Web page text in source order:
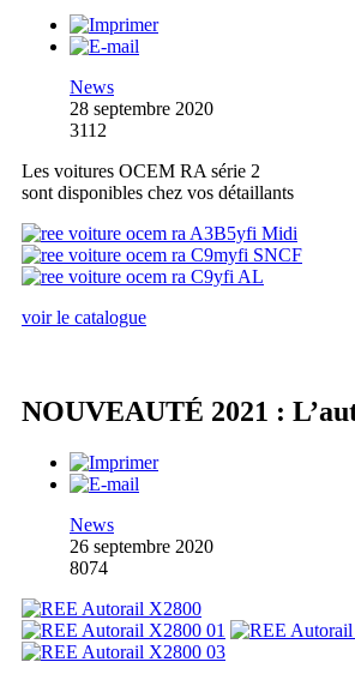
News
28 septembre 2020
3112
Les voitures OCEM RA série 2
sont disponibles chez vos détaillants
voir le catalogue
NOUVEAUTÉ 2021 :
News
26 septembre 2020
8074